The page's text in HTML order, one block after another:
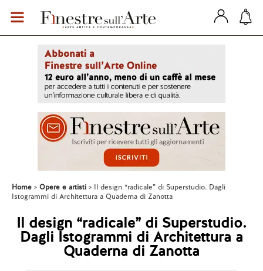
Home Opere e artisti
Il design “radicale” di Superstudio. Dagli
Istogrammi di Architettura a Quaderna di Zanotta
Il design “radicale” di Superstudio.
Dagli Istogrammi di Architettura a
Quaderna di Zanotta